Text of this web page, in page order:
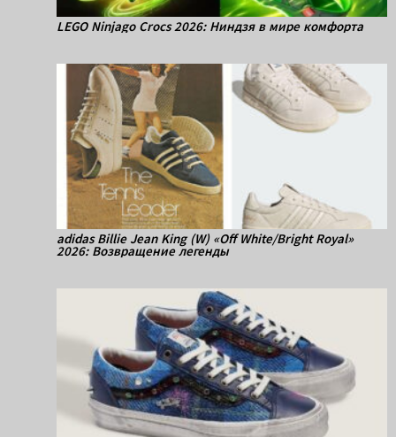
LEGO Ninjago Crocs 2026: Ниндзя в мире комфорта
adidas Billie Jean King (W) «Off White/Bright Royal»
2026: Возвращение легенды